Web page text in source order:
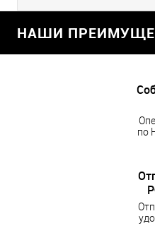
НАШИ
по